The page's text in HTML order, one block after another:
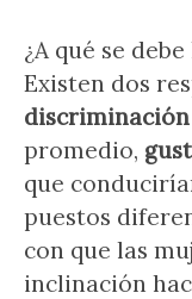
¿A qué se
Existen dos
discriminación
promedio,
que
puestos
con que las
inclinación